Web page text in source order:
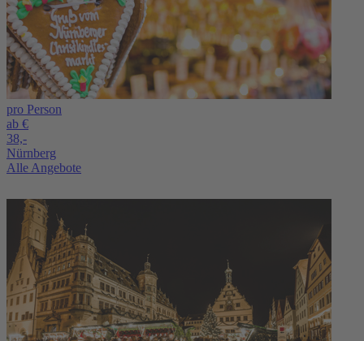
pro Person
ab €
38,-
Nürnberg
Alle Angebote